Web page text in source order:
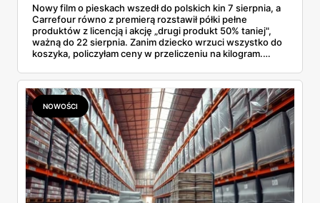
Nowy film o pieskach wszedł do polskich kin 7 sierpnia, a
Carrefour równo z premierą rozstawił półki pełne
produktów z licencją i akcję „drugi produkt 50% taniej",
ważną do 22 sierpnia. Zanim dziecko wrzuci wszystko do
koszyka, policzyłam ceny w przeliczeniu na kilogram.
prawie 140 zł za kilogram, ale lody do mrożenia i rurki
waflowe bronią się nawet bez rabatu.
NOWOŚCI